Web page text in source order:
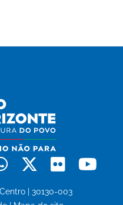
Whatsapp
X Flickr
| 30130-003